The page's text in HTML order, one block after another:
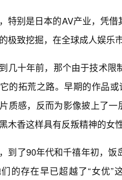
特别是日本的AV产业，凭
极致挖掘，在全球成人娱乐
几十年前，那个由于技术
的拓荒之路。早期的作品
质感，反而为影像披上了
木香这样具有反叛精神的女
到了90年代和千禧年初，
的存在早已超越了“女优